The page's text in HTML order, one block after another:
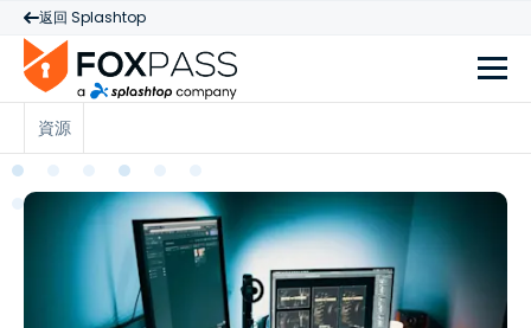
返回 Splashtop
資源